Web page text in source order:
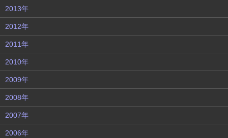
2013年
2012年
2011年
2010年
2009年
2008年
2007年
2006年